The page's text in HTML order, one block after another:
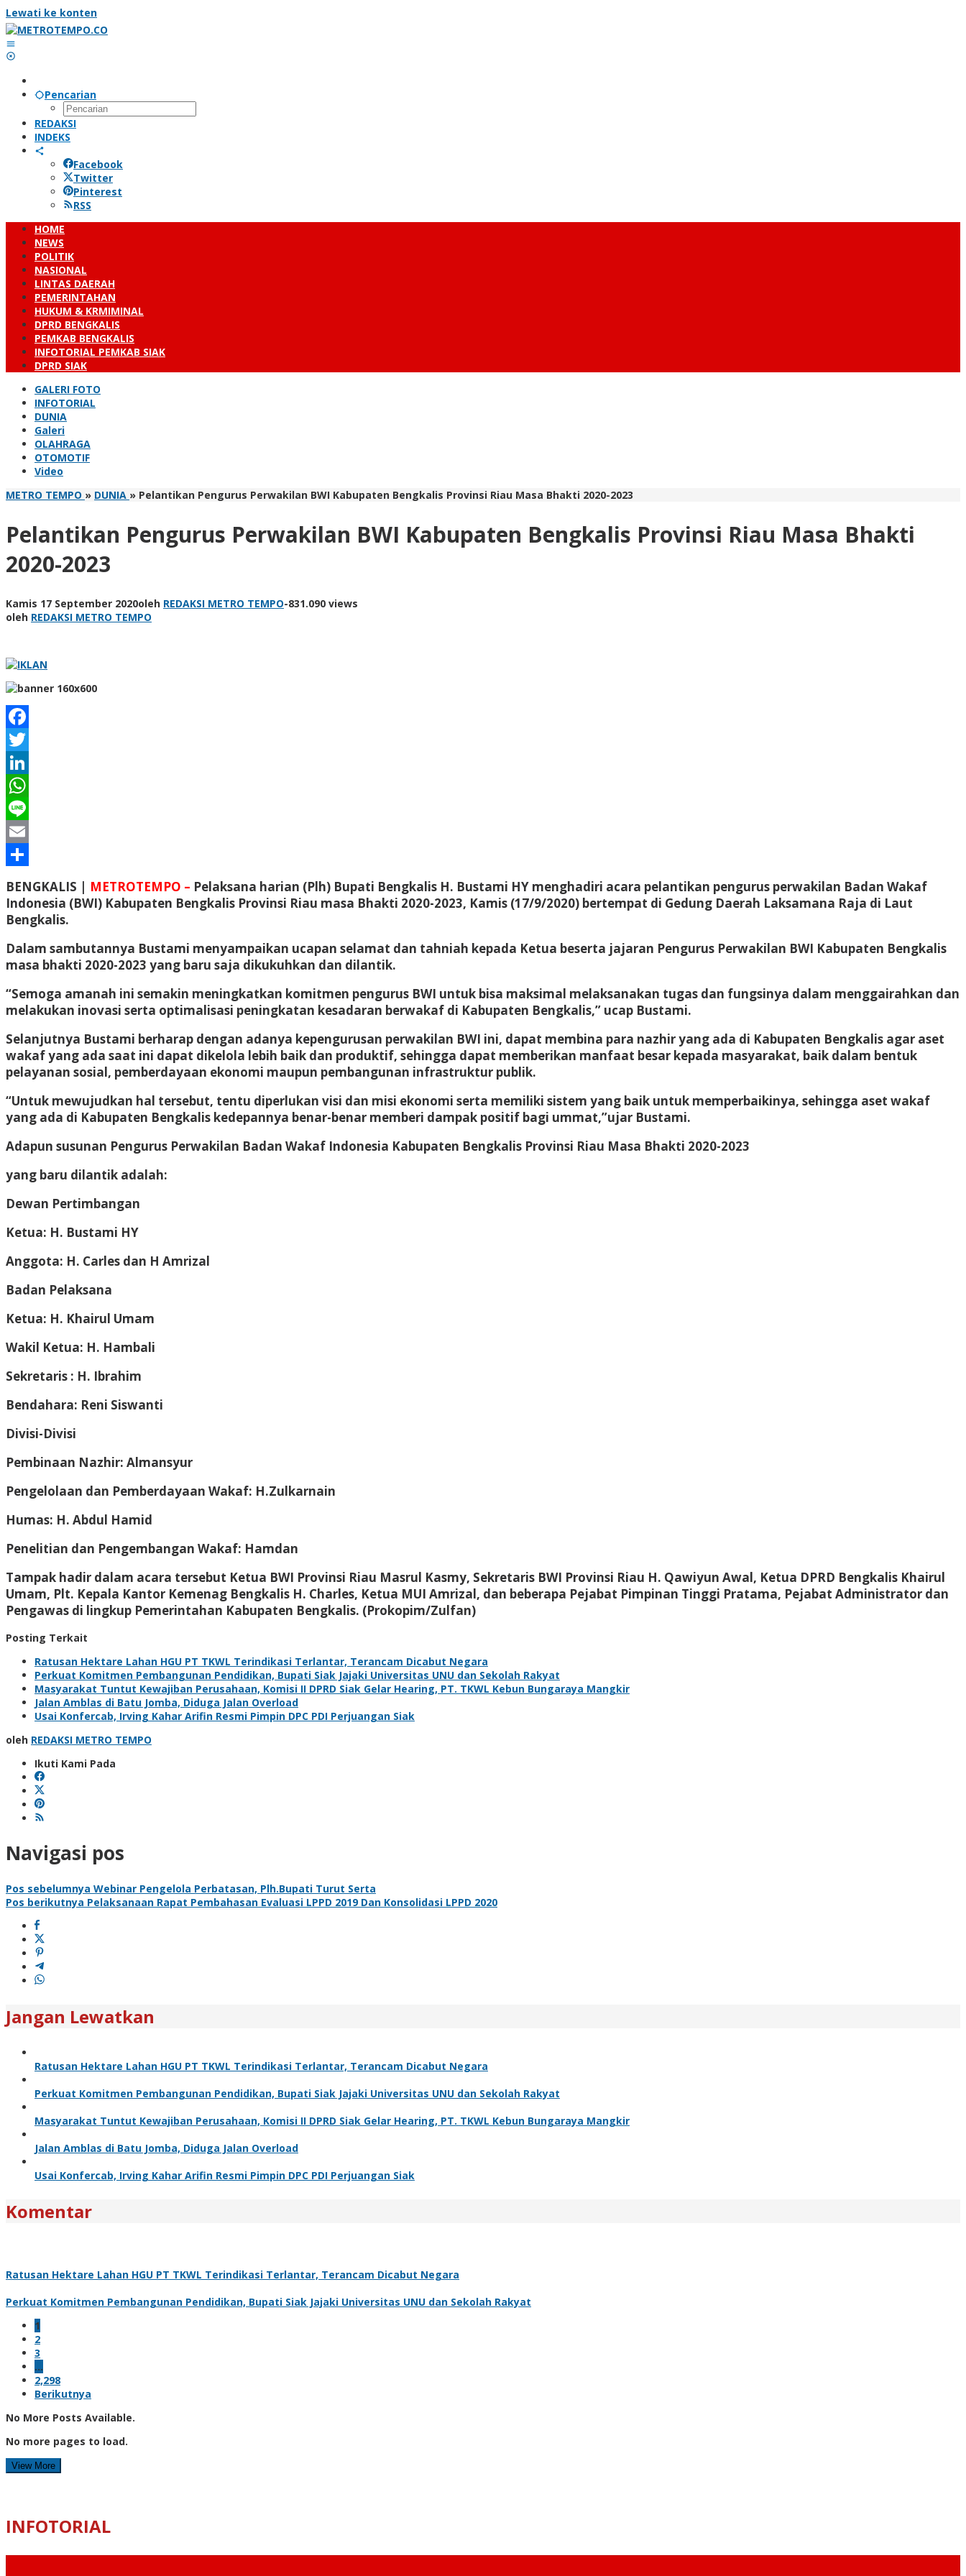
Lewati ke konten
Pencarian
REDAKSI
INDEKS
Facebook
Twitter
Pinterest
RSS
HOME
NEWS
POLITIK
NASIONAL
LINTAS DAERAH
PEMERINTAHAN
HUKUM & KRMIMINAL
DPRD BENGKALIS
PEMKAB BENGKALIS
INFOTORIAL PEMKAB SIAK
DPRD SIAK
GALERI FOTO
INFOTORIAL
DUNIA
Galeri
OLAHRAGA
OTOMOTIF
Video
METRO TEMPO » DUNIA » Pelantikan Pengurus Perwakilan BWI Kabupaten Bengkalis Provinsi Riau Masa Bhakti 2020-2023
Pelantikan Pengurus Perwakilan BWI Kabupaten Bengkalis Provinsi Riau Masa Bhakti
2020-2023
Kamis 17 September 2020oleh REDAKSI METRO TEMPO-831.090 views
oleh REDAKSI METRO TEMPO
Facebook
Twitter
LinkedIn
WhatsApp
Line
Email
BENGKALIS | METROTEMPO – Pelaksana harian (Plh) Bupati Bengkalis H. Bustami HY menghadiri acara pelantikan pengurus perwakilan Badan Wakaf
Indonesia (BWI) Kabupaten Bengkalis Provinsi Riau masa Bhakti 2020-2023, Kamis (17/9/2020) bertempat di Gedung Daerah Laksamana Raja di Laut
Bengkalis.
Dalam sambutannya Bustami menyampaikan ucapan selamat dan tahniah kepada Ketua beserta jajaran Pengurus Perwakilan BWI Kabupaten Bengkalis
masa bhakti 2020-2023 yang baru saja dikukuhkan dan dilantik.
“Semoga amanah ini semakin meningkatkan komitmen pengurus BWI untuk bisa maksimal melaksanakan tugas dan fungsinya dalam menggairahkan dan
melakukan inovasi serta optimalisasi peningkatan kesadaran berwakaf di Kabupaten Bengkalis,” ucap Bustami.
Selanjutnya Bustami berharap dengan adanya kepengurusan perwakilan BWI ini, dapat membina para nazhir yang ada di Kabupaten Bengkalis agar aset
wakaf yang ada saat ini dapat dikelola lebih baik dan produktif, sehingga dapat memberikan manfaat besar kepada masyarakat, baik dalam bentuk
pelayanan sosial, pemberdayaan ekonomi maupun pembangunan infrastruktur publik.
“Untuk mewujudkan hal tersebut, tentu diperlukan visi dan misi ekonomi serta memiliki sistem yang baik untuk memperbaikinya, sehingga aset wakaf
yang ada di Kabupaten Bengkalis kedepannya benar-benar memberi dampak positif bagi ummat,”ujar Bustami.
Adapun susunan Pengurus Perwakilan Badan Wakaf Indonesia Kabupaten Bengkalis Provinsi Riau Masa Bhakti 2020-2023
yang baru dilantik adalah:
Dewan Pertimbangan
Ketua: H. Bustami HY
Anggota: H. Carles dan H Amrizal
Badan Pelaksana
Ketua: H. Khairul Umam
Wakil Ketua: H. Hambali
Sekretaris : H. Ibrahim
Bendahara: Reni Siswanti
Divisi-Divisi
Pembinaan Nazhir: Almansyur
Pengelolaan dan Pemberdayaan Wakaf: H.Zulkarnain
Humas: H. Abdul Hamid
Penelitian dan Pengembangan Wakaf: Hamdan
Tampak hadir dalam acara tersebut Ketua BWI Provinsi Riau Masrul Kasmy, Sekretaris BWI Provinsi Riau H. Qawiyun Awal, Ketua DPRD Bengkalis Khairul
Umam, Plt. Kepala Kantor Kemenag Bengkalis H. Charles, Ketua MUI Amrizal, dan beberapa Pejabat Pimpinan Tinggi Pratama, Pejabat Administrator dan
Pengawas di lingkup Pemerintahan Kabupaten Bengkalis. (Prokopim/Zulfan)
Posting Terkait
Ratusan Hektare Lahan HGU PT TKWL Terindikasi Terlantar, Terancam Dicabut Negara
Perkuat Komitmen Pembangunan Pendidikan, Bupati Siak Jajaki Universitas UNU dan Sekolah Rakyat
Masyarakat Tuntut Kewajiban Perusahaan, Komisi II DPRD Siak Gelar Hearing, PT. TKWL Kebun Bungaraya Mangkir
Jalan Amblas di Batu Jomba, Diduga Jalan Overload
Usai Konfercab, Irving Kahar Arifin Resmi Pimpin DPC PDI Perjuangan Siak
oleh REDAKSI METRO TEMPO
Ikuti Kami Pada
Navigasi pos
Pos sebelumnya Webinar Pengelola Perbatasan, Plh.Bupati Turut Serta
Pos berikutnya Pelaksanaan Rapat Pembahasan Evaluasi LPPD 2019 Dan Konsolidasi LPPD 2020
Jangan Lewatkan
Ratusan Hektare Lahan HGU PT TKWL Terindikasi Terlantar, Terancam Dicabut Negara
Perkuat Komitmen Pembangunan Pendidikan, Bupati Siak Jajaki Universitas UNU dan Sekolah Rakyat
Masyarakat Tuntut Kewajiban Perusahaan, Komisi II DPRD Siak Gelar Hearing, PT. TKWL Kebun Bungaraya Mangkir
Jalan Amblas di Batu Jomba, Diduga Jalan Overload
Usai Konfercab, Irving Kahar Arifin Resmi Pimpin DPC PDI Perjuangan Siak
Komentar
Ratusan Hektare Lahan HGU PT TKWL Terindikasi Terlantar, Terancam Dicabut Negara
Perkuat Komitmen Pembangunan Pendidikan, Bupati Siak Jajaki Universitas UNU dan Sekolah Rakyat
1
2
3
…
2,298
Berikutnya
No More Posts Available.
No more pages to load.
View More
INFOTORIAL